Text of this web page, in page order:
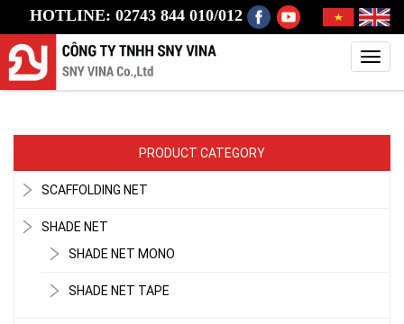
HOTLINE: 02743 844 010/012
PRODUCT CATEGORY
SCAFFOLDING NET
SHADE NET
SHADE NET MONO
SHADE NET TAPE